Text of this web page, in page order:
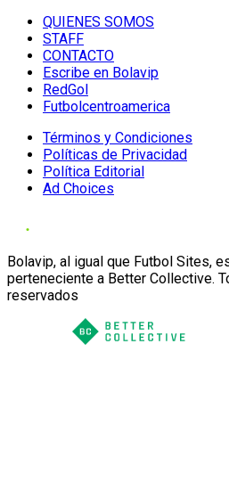
QUIENES SOMOS
STAFF
CONTACTO
Escribe en Bolavip
RedGol
Futbolcentroamerica
Términos y Condiciones
Políticas de Privacidad
Política Editorial
Ad Choices
Bolavip, al igual que Futbol Sites,
perteneciente a Better Collective.
reservados